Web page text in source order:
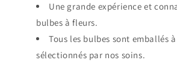
Une grande expérience et
bulbes à fleurs.
Tous les bulbes sont emballés
sélectionnés par nos soins.